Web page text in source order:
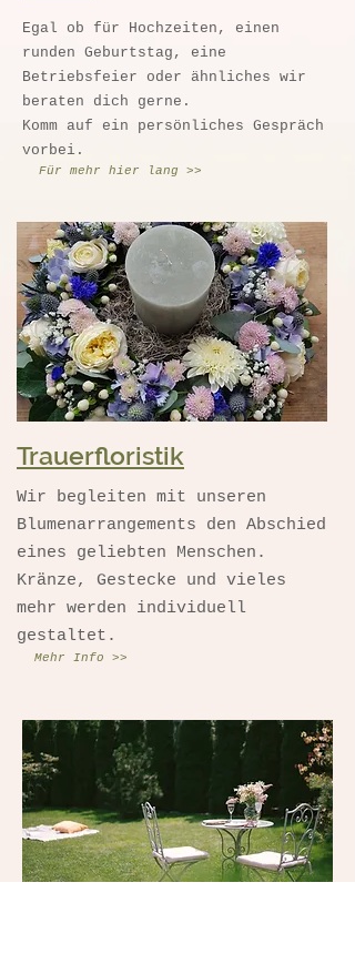
Egal ob für Hochzeiten, einen
runden Geburtstag, eine
Betriebsfeier oder ähnliches wir
beraten dich gerne.
Komm auf ein persönliches Gespräch
vorbei.
Für mehr hier lang >>
Trauerfloristik
Wir begleiten mit unseren
Blumenarrangements den Abschied
eines geliebten Menschen.
Kränze, Gestecke und vieles
mehr werden individuell
gestaltet.
Mehr Info >>